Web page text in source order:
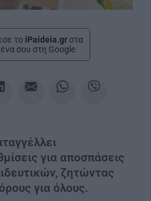
το iPaideia.gr στα
σου στη Google
για αποσπάσεις
ζητώντας
για όλους.